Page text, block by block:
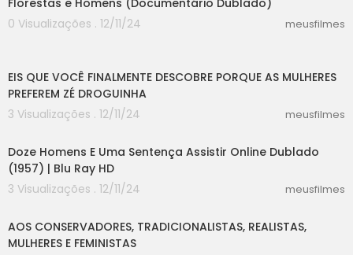
Florestas e Homens (Documentário Dublado)
0 Visualizações . 12/11/24
meusfilmes
EIS QUE VOCÊ FINALMENTE DESCOBRE PORQUE AS MULHERES
PREFEREM ZÉ DROGUINHA
3 Visualizações . 12/11/24
meusfilmes
Doze Homens E Uma Sentença Assistir Online Dublado
(1957) | Blu Ray HD
3 Visualizações . 12/11/24
meusfilmes
AOS CONSERVADORES, TRADICIONALISTAS, REALISTAS,
MULHERES E FEMINISTAS